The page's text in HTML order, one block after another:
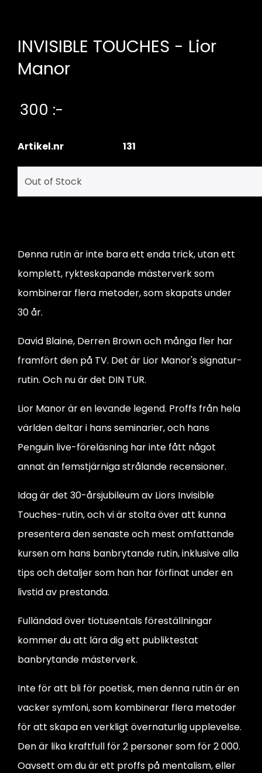
INVISIBLE TOUCHES - Lior
Manor
300 :-
Artikel.nr 131
Denna rutin är inte bara ett enda trick, utan ett
komplett, rykteskapande mästerverk som
kombinerar flera metoder, som skapats under
30 år.
David Blaine, Derren Brown och många fler har
framfört den på TV. Det är Lior Manor's signatur-
rutin. Och nu är det DIN TUR.
Lior Manor är en levande legend. Proffs från hela
världen deltar i hans seminarier, och hans
Penguin live-föreläsning har inte fått något
annat än femstjärniga strålande recensioner.
Idag är det 30-årsjubileum av Liors Invisible
Touches-rutin, och vi är stolta över att kunna
presentera den senaste och mest omfattande
kursen om hans banbrytande rutin, inklusive alla
tips och detaljer som han har förfinat under en
livstid av prestanda.
Fulländad över tiotusentals föreställningar
kommer du att lära dig ett publiktestat
banbrytande mästerverk.
Inte för att bli för poetisk, men denna rutin är en
vacker symfoni, som kombinerar flera metoder
för att skapa en verkligt övernaturlig upplevelse.
Den är lika kraftfull för 2 personer som för 2 000.
Oavsett om du är ett proffs på mentalism, eller